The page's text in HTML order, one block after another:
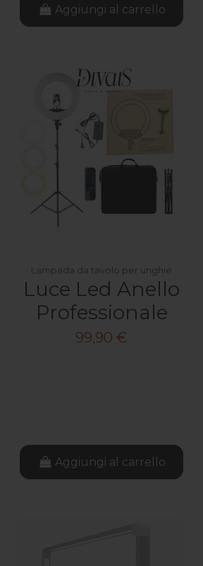
Aggiungi al carrello
Lampada da tavolo per unghie
Luce Led Anello
Professionale
99,90 €
Aggiungi al carrello